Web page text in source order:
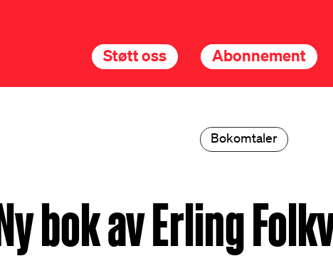
Støtt oss Abonnement
Bokomtaler
Ny bok av Erling